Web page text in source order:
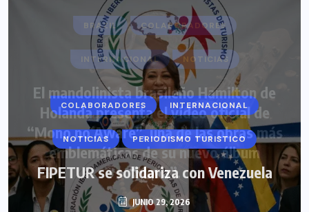
COLABORADORES INTERNACIONAL
NOTICIAS PERIODISMO TURISTICO
FIPETUR se solidariza con Venezuela
JUNIO 29, 2026